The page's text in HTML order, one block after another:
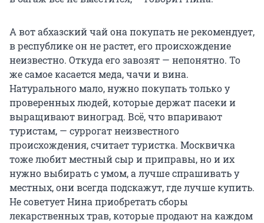
А вот абхазский чай она покупать не рекомендует,
в республике он не растет, его происхождение
неизвестно. Откуда его завозят — непонятно. То
же самое касается меда, чачи и вина.
Натурального мало, нужно покупать только у
проверенных людей, которые держат пасеки и
выращивают виноград. Всё, что впаривают
туристам, — суррогат неизвестного
происхождения, считает туристка. Москвичка
тоже любит местный сыр и приправы, но и их
нужно выбирать с умом, а лучше спрашивать у
местных, они всегда подскажут, где лучше купить.
Не советует Нина приобретать сборы
лекарственных трав, которые продают на каждом